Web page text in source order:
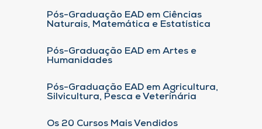
Pós-Graduação EAD em Ciências
Naturais, Matemática e Estatística
Pós-Graduação EAD em Artes e
Humanidades
Pós-Graduação EAD em Agricultura,
Silvicultura, Pesca e Veterinária
Os 20 Cursos Mais Vendidos